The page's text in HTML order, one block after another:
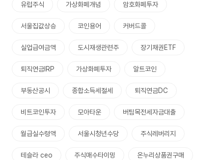
유럽주식 가상화폐개념 암호화폐투자
서울집값상승 코인용어 커버드콜
실업급여금액 도시재생관련주 장기채권ETF
퇴직연금IRP 가상화폐투자 알트코인
부동산공시 종합소득세절세 퇴직연금DC
비트코인투자 모아타운 버팀목전세자금대출
월급실수령액 서울시청년수당 주식레버리지
테슬라 ceo 주식매수타이밍 온누리상품권구매